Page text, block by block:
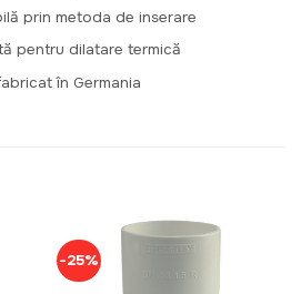
prin metoda de inserare
pentru dilatare termică
în Germania
-25%